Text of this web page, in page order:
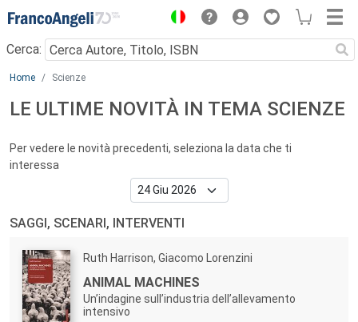
Menu
Cerca:
Main content
Home Scienze
LE ULTIME NOVITÀ IN TEMA SCIENZE
Per vedere le novità precedenti, seleziona la data che ti
interessa
SAGGI, SCENARI, INTERVENTI
Autori:
Ruth Harrison, Giacomo Lorenzini
Titolo:
ANIMAL MACHINES
Un’indagine sull’industria dell’allevamento
intensivo